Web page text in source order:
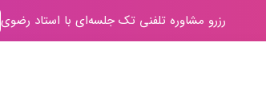
رزرو مشاوره تلفنی تک جلسه‌ای با استاد رضوی